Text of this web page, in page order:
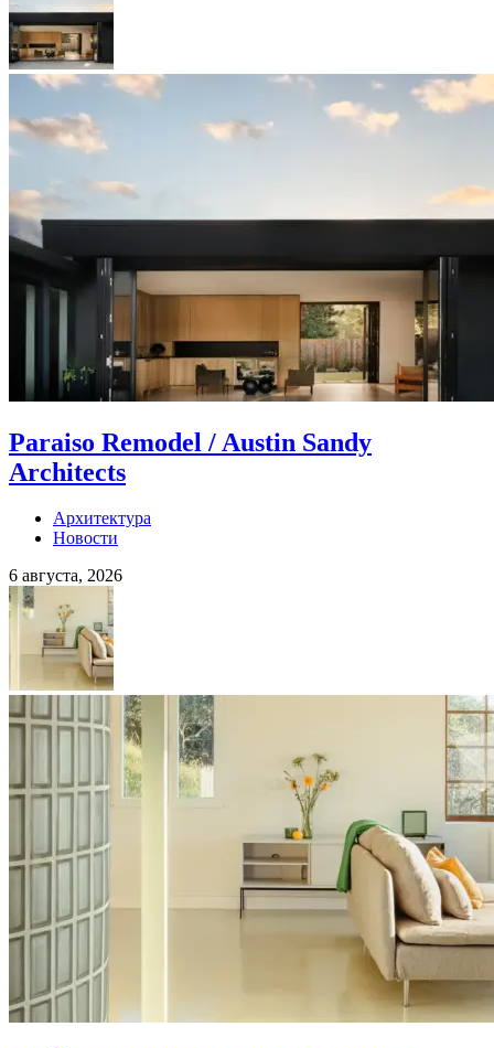
Paraiso Remodel / Austin Sandy
Architects
Архитектура
Новости
6 августа, 2026